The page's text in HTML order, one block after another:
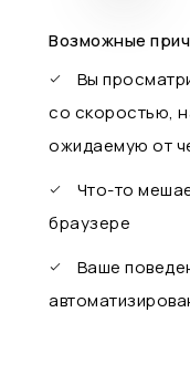
Возможные
Вы
со скоростью,
ожидаемую от
Что-то
браузере
Ваше